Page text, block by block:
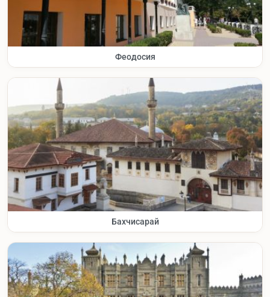
Феодосия
Бахчисарай